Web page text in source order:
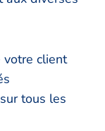
votre client
tous les